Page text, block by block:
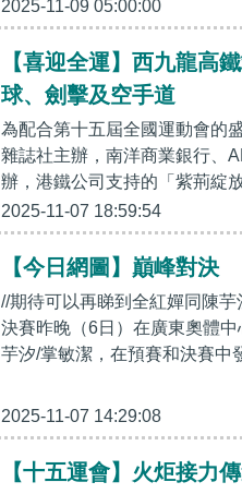
2025-11-09 05:00:00
【喜迎全運】西九龍高
球、劍擊及空手道
為配合第十五屆全國運動會的
雜誌社主辦，南洋商業銀行、
辦，港鐵公司支持的「紫荊綻
2025-11-07 18:59:54
【今日網圖】巔峰對決
//期待可以再睇到全紅嬋同陳
決賽昨晚（6日）在廣東奧體
芋汐/掌敏潔，在預賽和決賽中
2025-11-07 14:29:08
【十五運會】火炬接力